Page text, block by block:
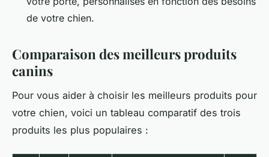
de votre chien.
Comparaison des meilleurs produits
canins
Pour vous aider à choisir les meilleurs produits pour
votre chien, voici un tableau comparatif des trois
produits les plus populaires :